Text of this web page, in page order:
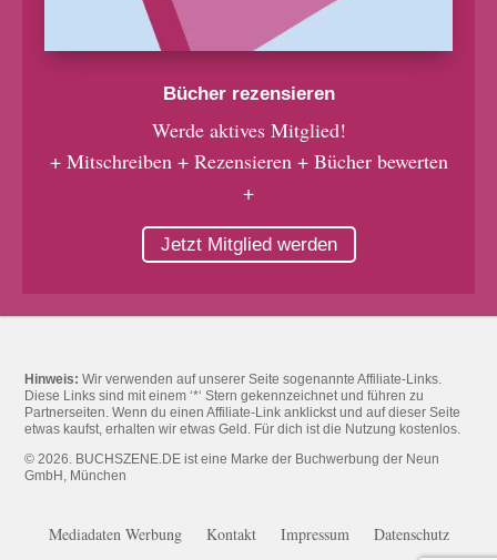
Bücher rezensieren
Werde aktives Mitglied!
+ Mitschreiben + Rezensieren + Bücher bewerten
+
Jetzt Mitglied werden
Hinweis: Wir verwenden auf unserer Seite sogenannte Affiliate-Links.
Diese Links sind mit einem ‘*‘ Stern gekennzeichnet und führen zu
Partnerseiten. Wenn du einen Affiliate-Link anklickst und auf dieser Seite
etwas kaufst, erhalten wir etwas Geld. Für dich ist die Nutzung kostenlos.
© 2026. BUCHSZENE.DE ist eine Marke der Buchwerbung der Neun
GmbH, München
Mediadaten Werbung Kontakt Impressum Datenschutz